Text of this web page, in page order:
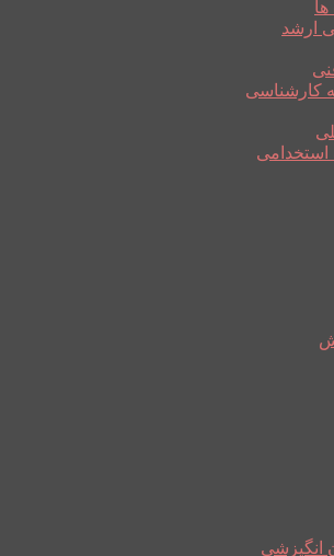
ارشد
کارشناسی
استخدامی
انگیزشی